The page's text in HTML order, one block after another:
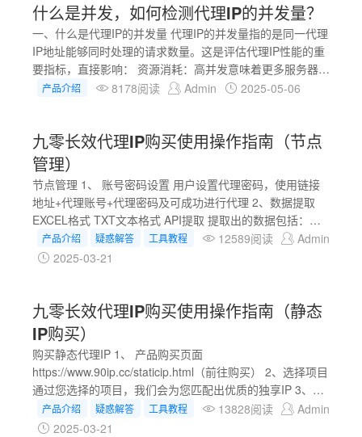
于哪个项目（如果网站中没有，可联系官方客服）
什么是并发，如何检测代理IP的并发量？
一、什么是代理IP的并发量 代理IP的并发量指的是同一代理
IP地址能够同时处理的请求数量。这是评估代理IP性能的重
要指标，直接影响： 资源消耗：高并发意味着更多服务器资
源消耗 负载均衡：合理并发设置可实现更好的负载分配 安
进入这扇门的数量。并发量1，就是每次只能进入一个人；
并发量10，就是每次最多有10个人可以同时进入门。所以这
里并发量，就是这扇门最大能允许人进入的数量，可以看出
并发量越大，执行任务效率就
产品介绍 8178阅读 Admin 2025-05-06
九零长效代理IP购买使用操作指南（节点
管理）
节点管理 1、 账号密码设置 用户设置代理密码，使用链接
地址+代理账号+代理密码及可成功进行代理 2、数据提取
EXCEL格式 TXT文本格式 API提取 提取出的数据包括：链
接地址|端口|账号|密码|订单到期时间|IP所属地区 您可以根
据您的需求，任意提取数据使用 3、加入IP痕迹库 IP痕迹库
产品介绍 疑惑解答 工具教程 12589阅读
Admin
2025-03-21
九零长效代理IP购买使用操作指南（静态
IP购买）
购买静态代理IP 1、 产品购买页面
https://www.90ip.cc/staticip.html（前往购买） 2、选择项目
通过您选择的项目，我们会为您匹配出优质的独享IP 3、选
择带宽 带宽大的节点，打开网页更快，游戏更顺畅，当然价
格也略高 4、运营商 移动、电信、联通、其他运营商，您可
产品介绍 疑惑解答 工具教程 13828阅读
Admin
2025-03-21